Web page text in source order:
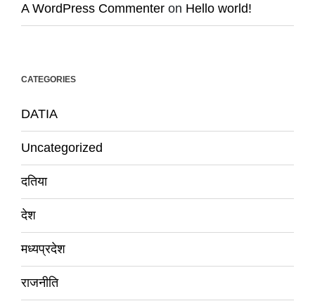
A WordPress Commenter on Hello world!
CATEGORIES
DATIA
Uncategorized
दतिया
देश
मध्यप्रदेश
राजनीति